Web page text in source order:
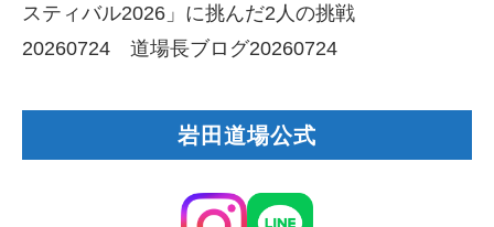
スティバル2026」に挑んだ2人の挑戦
20260724 道場長ブログ20260724
岩田道場公式